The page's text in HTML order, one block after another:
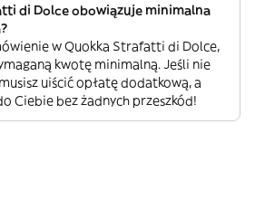
di Dolce obowiązuje minimalna
w Quokka Strafatti di Dolce,
kwotę minimalną. Jeśli nie
uiścić opłatę dodatkową, a
Ciebie bez żadnych przeszkód!